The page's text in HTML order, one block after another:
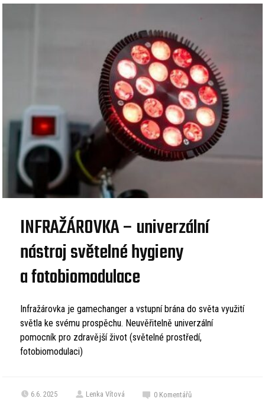
INFRAŽÁROVKA – univerzální
nástroj světelné hygieny
a fotobiomodulace
Infražárovka je gamechanger a vstupní brána do světa využití
světla ke svému prospěchu. Neuvěřitelně univerzální
pomocník pro zdravější život (světelné prostředí,
fotobiomodulaci)
6.6. 2025 Lenka Vítová 0 Komentářů